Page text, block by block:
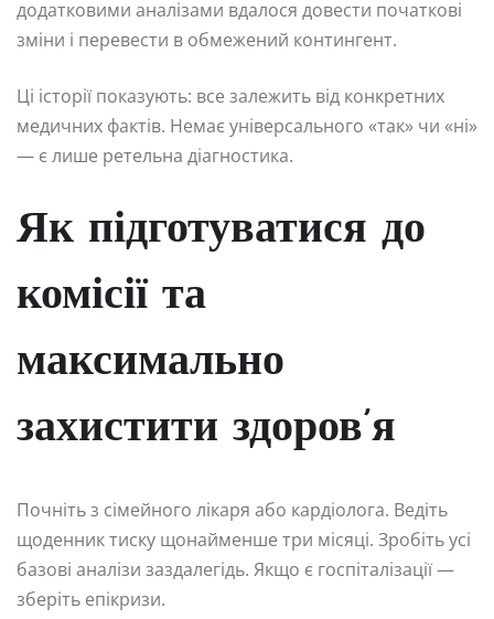
додатковими аналізами вдалося довести початкові
зміни і перевести в обмежений контингент.
Ці історії показують: все залежить від конкретних
медичних фактів. Немає універсального «так» чи «ні»
— є лише ретельна діагностика.
Як підготуватися до
комісії та
максимально
захистити здоров’я
Почніть з сімейного лікаря або кардіолога. Ведіть
щоденник тиску щонайменше три місяці. Зробіть усі
базові аналізи заздалегідь. Якщо є госпіталізації —
зберіть епікризи.